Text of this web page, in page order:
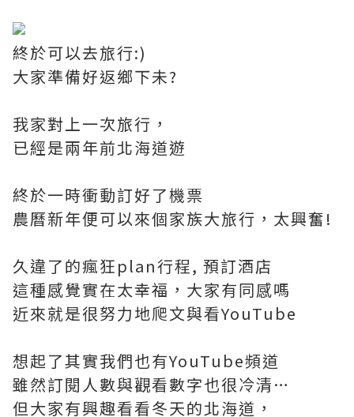
終於可以去旅行:)
大家準備好返鄉下未?
我家對上一次旅行，
已經是兩年前北海道遊
終於一時衝動訂好了機票
農曆新年便可以來個家族大旅行，太興奮!
久違了的瘋狂plan行程, 預訂酒店
這種感覺實在太幸福，大家有同感嗎
近來就是很努力地爬文與看YouTube
想起了其實我們也有YouTube頻道
雖然訂閱人數與觀看數字也很冷清…
但大家有興趣看看冬天的北海道，